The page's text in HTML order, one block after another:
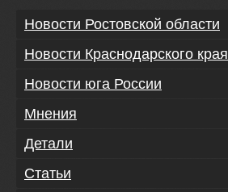
Новости Ростовской области
Новости Краснодарского края
Новости юга России
Мнения
Детали
Статьи